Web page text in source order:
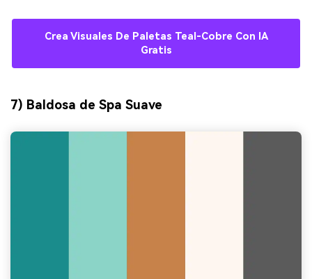
Crea Visuales De Paletas Teal-Cobre Con IA
Gratis
7) Baldosa de Spa Suave